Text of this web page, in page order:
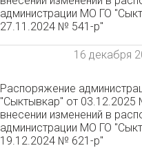
администрации МО ГО
27.11.2024 № 541-р"
16 декабря
Распоряжение
"Сыктывкар" от
внесении изменений в
администрации МО ГО
19.12.2024 № 621-р"